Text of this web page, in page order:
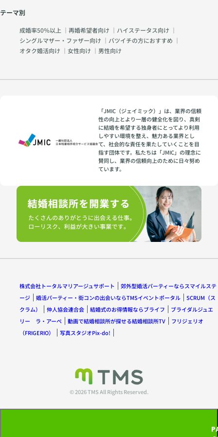
テーマ別
成婚率50％以上 ｜ 再婚希望者向け ｜ ハイステータス向け ｜
シングルマザー・ファザー向け ｜ バツイチの方におすすめ ｜
オタク婚活向け ｜ 女性向け ｜ 男性向け
「JMIC（ジェイミック）」は、業界の信頼
性の向上とより一層の健全化を図り、真剣
に結婚を希望する独身者にとってより利用
しやすい環境を整え、魅力ある業界とし
て、社会的な責任を果たしていくことを目
指す団体です。私たちは「JMIC」の理念に
賛同し、業界の信頼向上のために日々努め
ています。
株式会社トータルマリアージュサポート
郊外型婚活パーティーならスマイルステ
ージ
婚活パーティー・街コンの出会いならTMSイベントポータル
SCRUM（ス
クラム）
仲人協会連合会 結婚式のお得情報ならブライフ
ブライダルジュエ
リー ラ・アーペ
動画で結婚相談所が探せる結婚相談所TV
フリジェリオ
（FRIGERIO）
写真スタジオPix-do!
© 2026 TMS All Rights Reserved.